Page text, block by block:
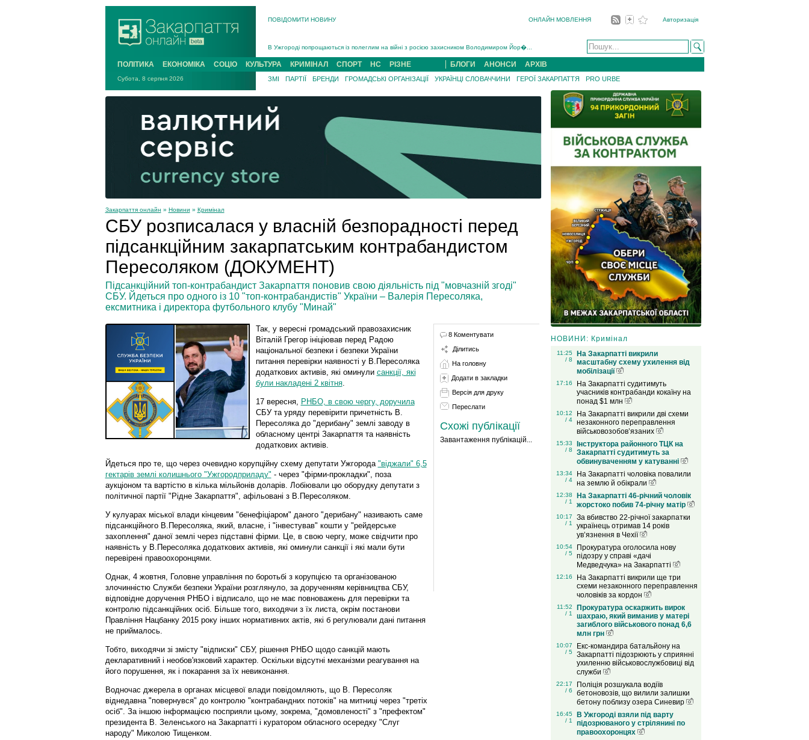
ПОВІДОМИТИ НОВИНУ ОНЛАЙН МОВЛЕННЯ Авторизація
Інструктора районного ТЦК на Закарпатті судитимуть за обвинуваченням у катув...
В Ужгороді 5 серпня попрощаються із захисником Богданом Югасом, який два роки �...
Підтвердили загибель захисника із Нанкова на Хустщині Юліана Гербея (ФОТО)[/gree...
На війні з рф поліг військовий з Виноградова Ігнат Роздяловський (ФОТО)...
На Хустщині внаслідок ДТП за участі трьох авто постраждали 13 людей (ФОТО)...
Інструктора районного ТЦК на Закарпатті судитимуть за обвинувачен...
ПОЛІТИКА ЕКОНОМІКА СОЦІО КУЛЬТУРА КРИМІНАЛ СПОРТ НС РІЗНЕ БЛОГИ АНОНСИ АРХІВ
Субота, 8 серпня 2026 ЗМІ ПАРТІЇ БРЕНДИ ГРОМАДСЬКІ ОРГАНІЗАЦІЇ УКРАЇНЦІ СЛОВАЧЧИНИ ГЕРОЇ ЗАКАРПАТТЯ PRO URBE
Закарпаття онлайн » Новини » Кримінал
СБУ розписалася у власній безпорадності перед
підсанкційним закарпатським контрабандистом
Пересоляком (ДОКУМЕНТ)
Підсанкційний топ-контрабандист Закарпаття поновив свою діяльність під "мовчазній згоді"
СБУ. Йдеться про одного із 10 "топ-контрабандистів" України – Валерія Пересоляка,
ексмитника і директора футбольного клубу "Минай"
Так, у вересні громадський правозахисник
Віталій Грегор ініціював перед Радою
національної безпеки і безпеки України
питання перевірки наявності у В.Пересоляка
додаткових активів, які оминули санкції, які
були накладені 2 квітня.
17 вересня,
РНБО, в свою чергу, доручила
СБУ та уряду перевірити причетність В.
Пересоляка до "дерибану" землі заводу в
обласному центрі Закарпаття та наявність
додаткових активів.
Йдеться про те, що через очевидно корупційну схему депутати Ужгорода "віджали" 6,5
гектарів землі колишнього "Ужгородприладу" - через "фірми-прокладки", поза
аукціоном та вартістю в кілька мільйонів доларів. Лобіювали цю оборудку депутати з
політичної партії "Рідне Закарпаття", афільовані з В.Пересоляком.
У кулуарах міської влади кінцевим "бенефіціаром" даного "дерибану" називають саме
підсанкційного В.Пересоляка, який, власне, і "інвестував" кошти у "рейдерське
захоплення" даної землі через підставні фірми. Це, в свою чергу, може свідчити про
наявність у В.Пересоляка додаткових активів, які оминули санкції і які мали бути
перевірені правоохоронцями.
Однак, 4 жовтня, Головне управління по боротьбі з корупцією та організованою
злочинністю Служби безпеки України розглянуло, за дорученням керівництва СБУ,
відповідне доручення РНБО і відписало, що не має повноважень для перевірки та
контролю підсанкційних осіб. Більше того, виходячи з їх листа, окрім постанови
Правління Нацбанку 2015 року інших нормативних актів, які б регулювали дані питання
не приймалось.
Тобто, виходячи зі змісту "відписки" СБУ, рішення РНБО щодо санкцій мають
декларативний і необов'язковий характер. Оскільки відсутні механізми реагування на
його порушення, як і покарання за їх невиконання.
Водночас джерела в органах місцевої влади повідомляють, що В. Пересоляк
віднедавна "повернувся" до контролю "контрабандних потоків" на митниці через "третіх
осіб". За іншою інформацією посприяли цьому, зокрема, "домовленості" з "префектом"
президента В. Зеленського на Закарпатті і куратором обласного осередку "Слуг
народу" Миколою Тищенком.
8 Коментувати
Ділитись
На головну
Додати в закладки
Версія для друку
Переслати
Схожі публікації
Завантаження публікацій...
НОВИНИ: Кримінал
11:25
/ 8
На Закарпатті викрили
масштабну схему ухилення від
мобілізації
17:16
На Закарпатті судитимуть
учасників контрабанди кокаїну на
понад $1 млн
10:12
/ 4
На Закарпатті викрили дві схеми
незаконного переправлення
військовозобов’язаних
15:33
/ 8
Інструктора районного ТЦК на
Закарпатті судитимуть за
обвинуваченням у катуванні
13:34
/ 4
На Закарпатті чоловіка повалили
на землю й обікрали
12:38
/ 1
На Закарпатті 46-річний чоловік
жорстоко побив 74-річну матір
10:17
/ 1
За вбивство 22-річної закарпатки
українець отримав 14 років
ув’язнення в Чехії
10:54
/ 5
Прокуратура оголосила нову
підозру у справі «дачі
Медведчука» на Закарпатті
12:16
На Закарпатті викрили ще три
схеми незаконного переправлення
чоловіків за кордон
11:52
/ 1
Прокуратура оскаржить вирок
шахраю, який виманив у матері
загиблого військового понад 6,6
млн грн
10:07
/ 5
Екс-командира батальйону на
Закарпатті підозрюють у сприянні
ухиленню військовослужбовиці від
служби
22:17
/ 6
Поліція розшукала водіїв
бетоновозів, що вилили залишки
бетону поблизу озера Синевир
16:45
/ 1
В Ужгороді взяли під варту
підозрюваного у стрілянині по
правоохоронцях